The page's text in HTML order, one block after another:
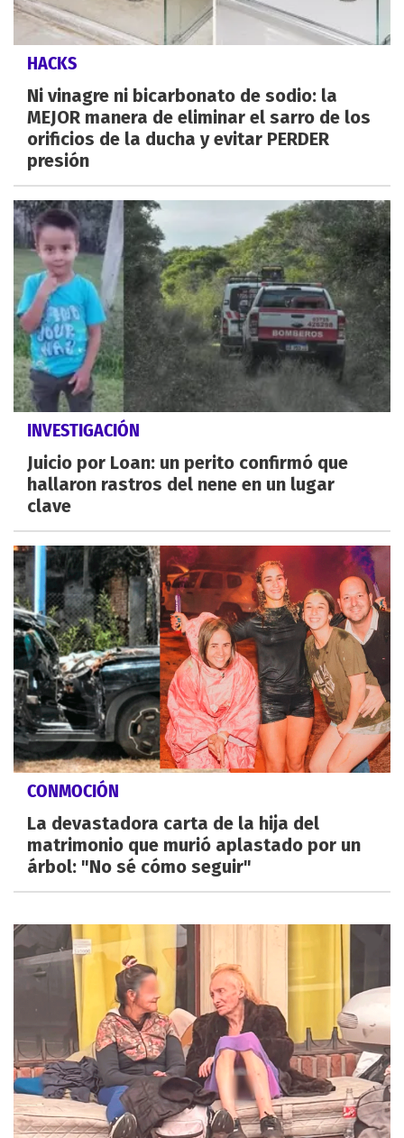
HACKS
Ni vinagre ni bicarbonato de sodio: la
MEJOR manera de eliminar el sarro de los
orificios de la ducha y evitar PERDER
presión
INVESTIGACIÓN
Juicio por Loan: un perito confirmó que
hallaron rastros del nene en un lugar
clave
CONMOCIÓN
La devastadora carta de la hija del
matrimonio que murió aplastado por un
árbol: "No sé cómo seguir"